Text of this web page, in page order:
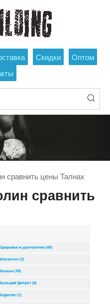
Скидки
Оптом
сравнить цены Талнах